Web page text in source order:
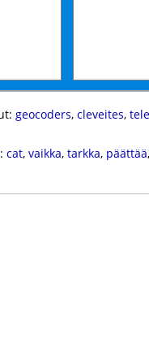
geocoders, cleveites,
: cat, vaikka, tarkka, päättää,